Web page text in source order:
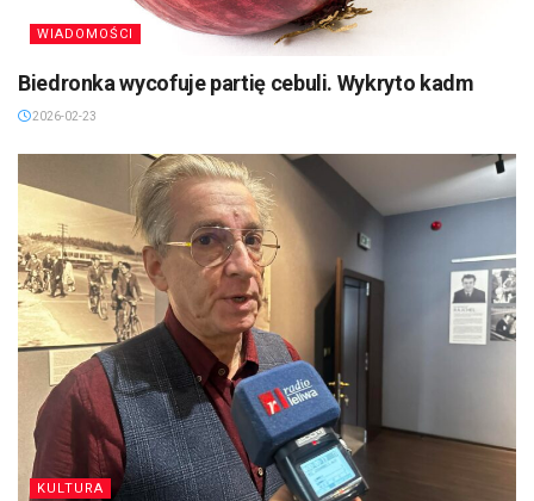
WIADOMOŚCI
Biedronka wycofuje partię cebuli. Wykryto kadm
2026-02-23
KULTURA